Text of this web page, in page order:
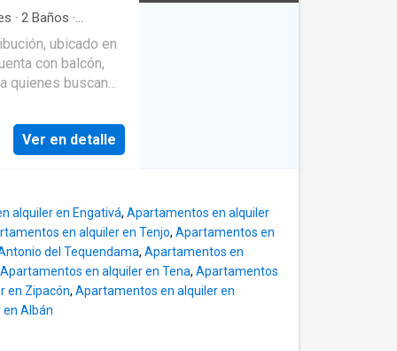
alternativa
residencial
servicios
· 2 Baños ·
ubicado en
con balcón,
quienes buscan
Ver en detalle
alquiler en Engativá, Apartamentos en alquiler
en alquiler en Tenjo, Apartamentos en
del Tequendama, Apartamentos en
Apartamentos en alquiler en Tena, Apartamentos
en Zipacón, Apartamentos en alquiler en
Albán